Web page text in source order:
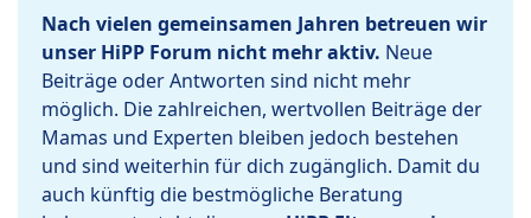
Nach vielen gemeinsamen Jahren betreuen wir
unser HiPP Forum nicht mehr aktiv. Neue
Beiträge oder Antworten sind nicht mehr
möglich. Die zahlreichen, wertvollen Beiträge der
Mamas und Experten bleiben jedoch bestehen
und sind weiterhin für dich zugänglich. Damit du
auch künftig die bestmögliche Beratung